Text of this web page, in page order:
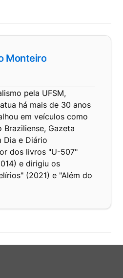
Monteiro
pela UFSM,
há mais de 30 anos
em veículos como
Gazeta
Dia e Diário
dos livros "U-507"
e dirigiu os
(2021) e "Além do